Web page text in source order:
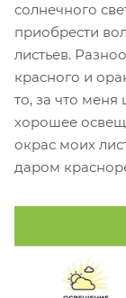
солнечного
приобрести
листьев.
красного и
то, за что
хорошее
окрас моих
даром